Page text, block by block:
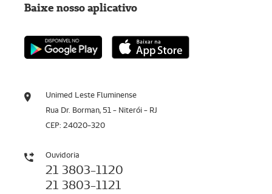
Unimed Leste Fluminense
Rua Dr. Borman, 51 - Niterói - RJ
CEP: 24020-320
Ouvidoria
21 3803-1120
21 3803-1121
Baixe nosso aplicativo